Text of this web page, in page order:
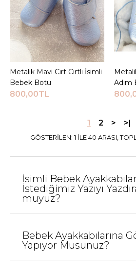
JEEYMI
İsimli
Sepete Ekle
Metalik Mavi Cırt Cırtlı İsimli
Bebek Botu
800,00TL
Adım
1 2 > >|
GÖSTERILEN: 1 ILE 40 ARASI,
İsimli Bebek
İstediğimiz Yazıyı
muyuz?
Bebek Ayakkabılarına
Yapıyor Musunuz?